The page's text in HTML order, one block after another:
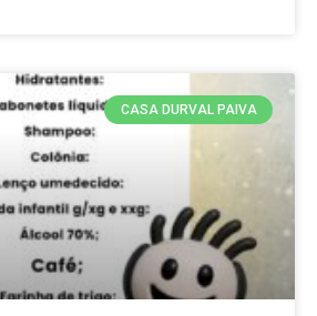
CASA DURVAL PAIVA